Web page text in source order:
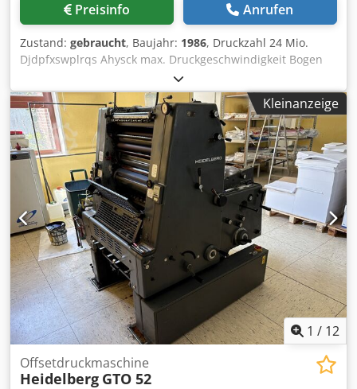
Preisinfo Anrufen
Zustand: gebraucht, Baujahr: 1986, Druckzahl 24 Mio.
Djdpfxswplrqs Ahysck max. Druckgeschwindigkeit Bogen
8000 /h max. Bogenformat 36 x 52 cm Feuchtwerk Crestline
Kleinanzeige
1 / 12
Offsetdruckmaschine
Heidelberg GTO 52